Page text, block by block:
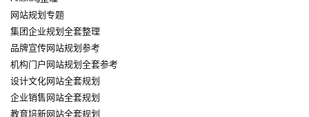
网站规划专题
集团企业规划全套整理
品牌宣传网站规划参考
机构门户网站规划全套参考
设计文化网站全套规划
企业销售网站全套规划
教育培新网站全套规划